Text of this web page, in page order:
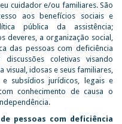
cuidador e/ou familiares. São
aos benefícios sociais e
pública da assistência;
deveres, a organização social,
das pessoas com deficiência
coletivas visando
visual, idosas e seus familiares,
e subsídios jurídicos, legais e
conhecimento de causa o
pessoas com deficiência